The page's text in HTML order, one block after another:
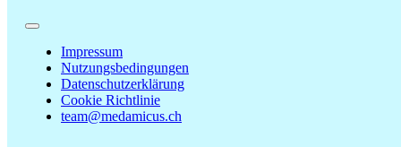
Impressum
Nutzungsbedingungen
Datenschutzerklärung
Cookie Richtlinie
team@medamicus.ch